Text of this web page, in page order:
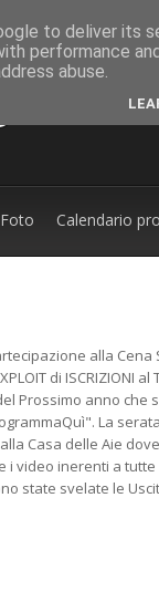
Calendario
alla Cena
di ISCRIZIONI
del Prossimo anno
La
Casa delle Aie
i video inerenti a tutte
state svelate le
to deliver its
performance
abuse.